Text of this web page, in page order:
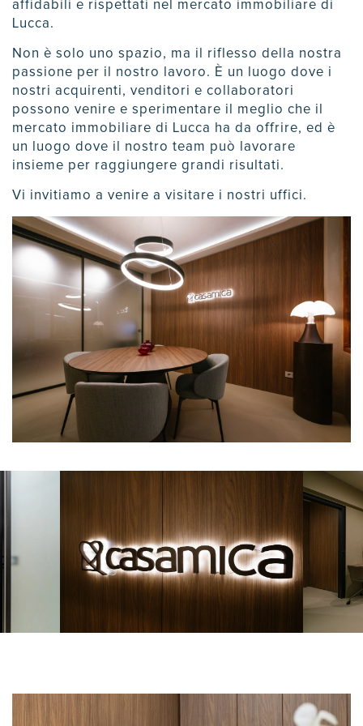
affidabili e rispettati nel mercato immobiliare di
Lucca.
Non è solo uno spazio, ma il riflesso della nostra
passione per il nostro lavoro. È un luogo dove i
nostri acquirenti, venditori e collaboratori
possono venire e sperimentare il meglio che il
mercato immobiliare di Lucca ha da offrire, ed è
un luogo dove il nostro team può lavorare
insieme per raggiungere grandi risultati.
Vi invitiamo a venire a visitare i nostri uffici.